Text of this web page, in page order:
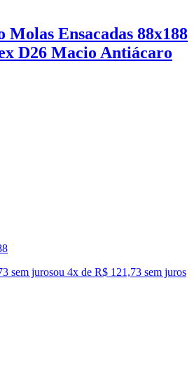
Molas Ensacadas 88x188
D26 Macio Antiácaro
sem jurosou 4x de R$ 121,73 sem juros